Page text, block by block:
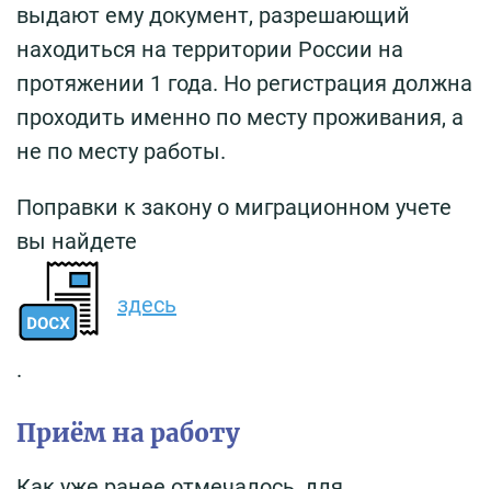
выдают ему документ, разрешающий
находиться на территории России на
протяжении 1 года. Но регистрация должна
проходить именно по месту проживания, а
не по месту работы.
Поправки к закону о миграционном учете
вы найдете
здесь
.
Приём на работу